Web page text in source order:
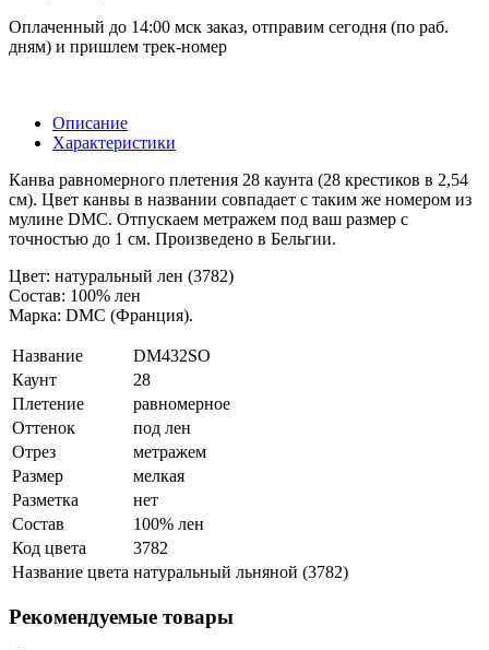
Оплаченный до 14:00 мск заказ, отправим сегодня (по раб.
дням) и пришлем трек-номер
Описание
Характеристики
Канва равномерного плетения 28 каунта (28 крестиков в 2,54
см). Цвет канвы в названии совпадает с таким же номером из
мулине DMC. Отпускаем метражем под ваш размер с
точностью до 1 см. Произведено в Бельгии.
Цвет: натуральный лен (3782)
Состав: 100% лен
Марка: DMC (Франция).
Название
DM432SO
Каунт
28
Плетение
равномерное
Оттенок
под лен
Отрез
метражем
Размер
мелкая
Разметка
нет
Состав
100% лен
Код цвета
3782
Название цвета натуральный льняной (3782)
Рекомендуемые товары